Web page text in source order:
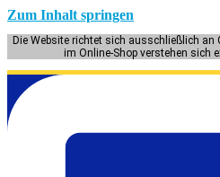
Zum Inhalt springen
Die Website richtet sich ausschließlich an
im Online-Shop verstehen sich